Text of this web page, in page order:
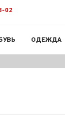
02
ОДЕЖДА